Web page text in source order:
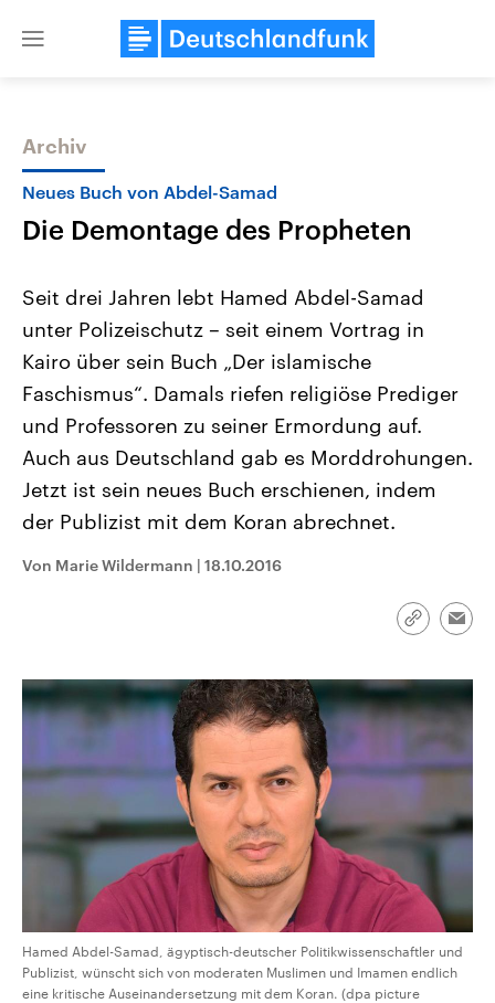
Close
Themen
Landtagswahl Sachsen-Anhalt
2026
Alle Informationen
Sachsen-Anhalt wählt am 6.
September 2026 einen neuen
Bundesland von einer Koalition aus
Umfragen, Prognosen,
und Hintergründe zu den Parteien
und Kandidaten der anstehenden
USA
Aktuelle Beiträge,
Hintergründe
Wirtschaftlich und
gehören die Vereinigten
den mächtigsten Ländern
mit großem Einfluss auf
Sendungen Programm Podcasts
Archiv
Neues Buch von Abdel-Samad
Die Demontage des Propheten
Seit drei Jahren lebt Hamed Abdel-Samad
unter Polizeischutz – seit einem Vortrag in
Kairo über sein Buch „Der islamische
Faschismus“. Damals riefen religiöse Prediger
und Professoren zu seiner Ermordung auf.
Auch aus Deutschland gab es Morddrohungen.
Jetzt ist sein neues Buch erschienen, indem
der Publizist mit dem Koran abrechnet.
Von Marie Wildermann | 18.10.2016
Link
Hamed Abdel-Samad, ägyptisch-deutscher Politikwissenschaftler und
Publizist, wünscht sich von moderaten Muslimen und Imamen endlich
eine kritische Auseinandersetzung mit dem Koran. (dpa picture